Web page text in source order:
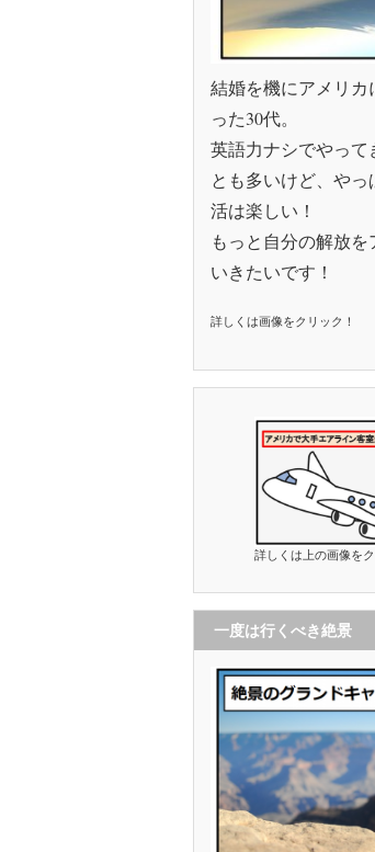
結婚を機にアメリカ
った30代。
英語力ナシでやって
とも多いけど、や
活は楽しい！
もっと自分の解放
いきたいです！
詳しくは画像をクリック！
詳しくは上の画像をク
一度は行くべき絶景